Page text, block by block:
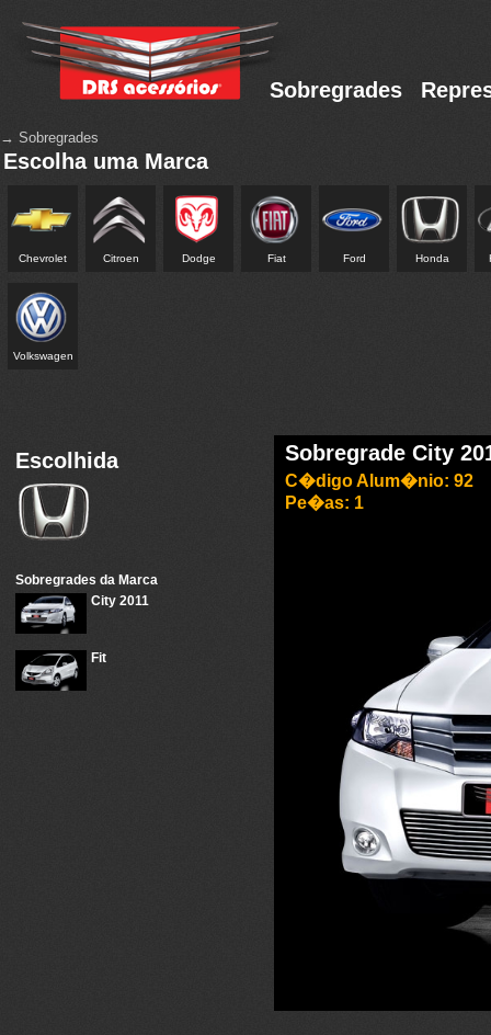
Sobregrades
→ Sobregrades
Escolha uma Marca
Chevrolet Citroen Dodge Fiat Ford Honda
Volkswagen
Escolhida
Sobregrades da Marca
City 2011
Fit
Sobregrade City
C�digo Alum�nio: 92
Pe�as: 1